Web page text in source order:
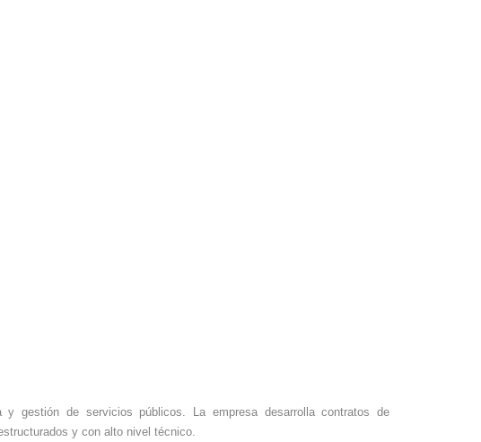
y gestión de servicios públicos. La empresa desarrolla contratos de
y con alto nivel técnico.